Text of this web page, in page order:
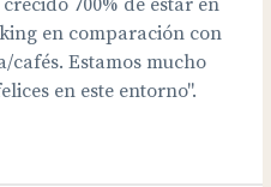
700% de estar en
en comparación con
cafés. Estamos mucho
en este entorno".